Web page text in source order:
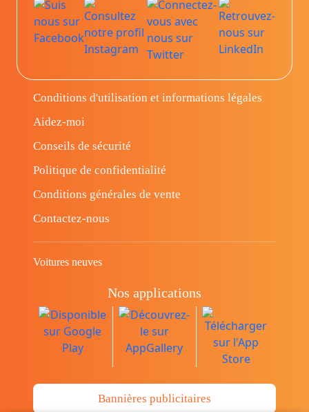
Conditions d'utilisation et informations légales
Aidez-moi
Conseils de sécurité
Politique de confidentialité
Conditions générales de vente
Contactez-nous
Voitures neuves
Nos applications
Bannières publicitaires